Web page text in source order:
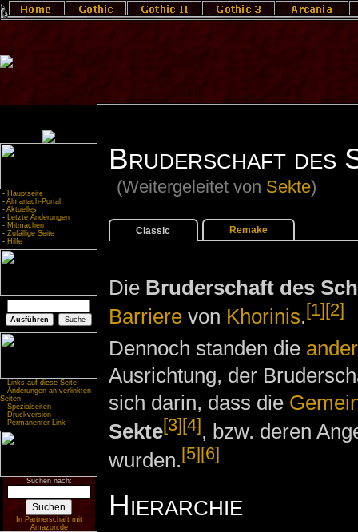
- Hauptseite
- Almanach-Portal
- Aktuelles
- Letzte Änderungen
- Mitmachen
- Zufällige Seite
- Hilfe
- Links auf diese Seite
- Änderungen an verlinkten
Seiten
- Spezialseiten
- Druckversion
- Permanenter Link
Suchen nach:
In Partnerschaft mit
Amazon.de
Bruderschaft des
(Weitergeleitet von Sekte)
Classic Remake
Die Bruderschaft des
Barrierevon Khorinis.[1][2]
Dennoch standen die
Ausrichtung, der
sich darin, dass die
Sekte[3][4], bzw. deren
wurden.[5][6]
Hierarchie